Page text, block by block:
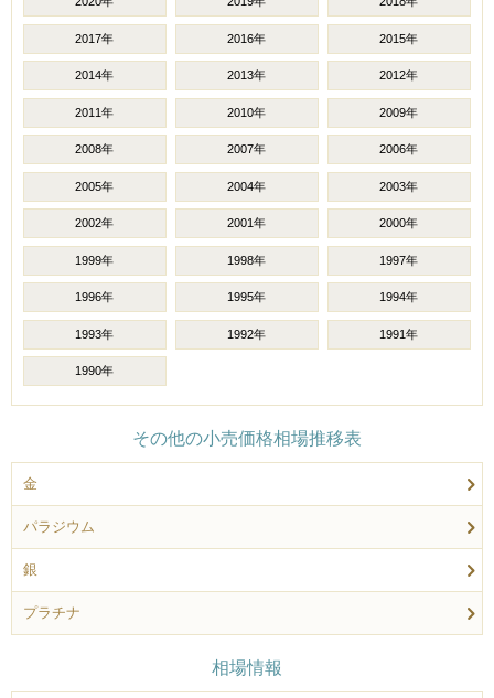
2017年 2016年 2015年
2014年 2013年 2012年
2011年 2010年 2009年
2008年 2007年 2006年
2005年 2004年 2003年
2002年 2001年 2000年
1999年 1998年 1997年
1996年 1995年 1994年
1993年 1992年 1991年
1990年
その他の小売価格相場推移表
金
パラジウム
銀
プラチナ
相場情報